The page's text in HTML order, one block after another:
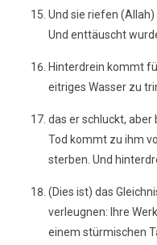
Und sie riefen (Allah)
Und enttäuscht
Hinterdrein kommt
eitriges Wasser zu
das er schluckt,
Tod kommt zu ihm
sterben. Und
(Dies ist) das
verleugnen: Ihre
einem stürmischen